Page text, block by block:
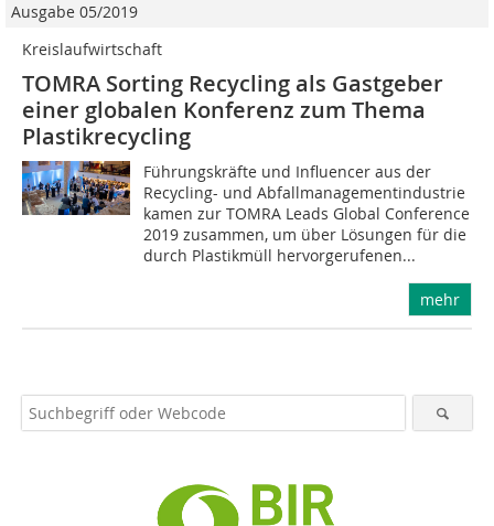
Ausgabe 05/2019
Kreislaufwirtschaft
TOMRA Sorting Recycling als Gastgeber
einer globalen Konferenz zum Thema
Plastikrecycling
Führungskräfte und Influencer aus der
Recycling- und Abfallmanagementindustrie
kamen zur TOMRA Leads Global Conference
2019 zusammen, um über Lösungen für die
durch Plastikmüll hervorgerufenen...
mehr